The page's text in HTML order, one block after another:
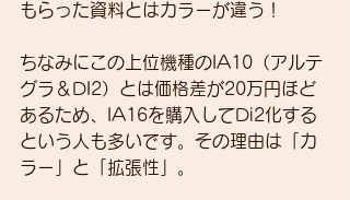
もらった資料とはカラーが違う！
ちなみにこの上位機種のIA10（アルテ
グラ＆DI2）とは価格差が20万円ほど
あるため、IA16を購入してDi2化する
という人も多いです。その理由は「カ
ラー」と「拡張性」。